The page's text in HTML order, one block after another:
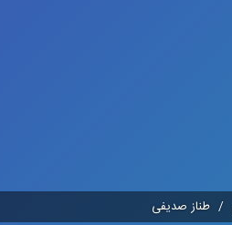
طناز صدیفی